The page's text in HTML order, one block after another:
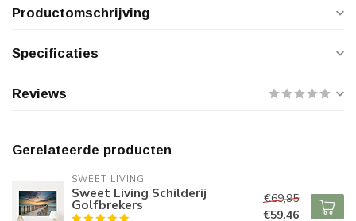
Productomschrijving
Specificaties
Reviews
Gerelateerde producten
SWEET LIVING
Sweet Living Schilderij
Golfbrekers
€69,95
€59,46